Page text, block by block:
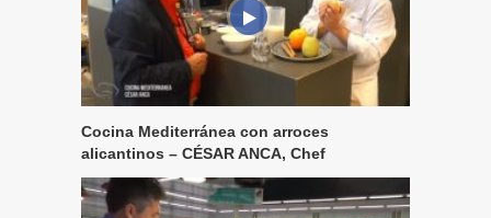
Cocina Mediterránea con arroces
alicantinos – CÉSAR ANCA, Chef